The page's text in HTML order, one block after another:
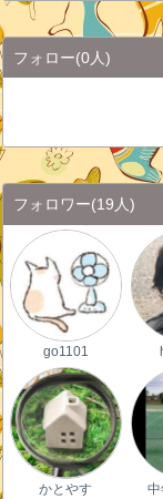
フォロー(0人)
フォロワー(19人)
go1101
かとやす 中